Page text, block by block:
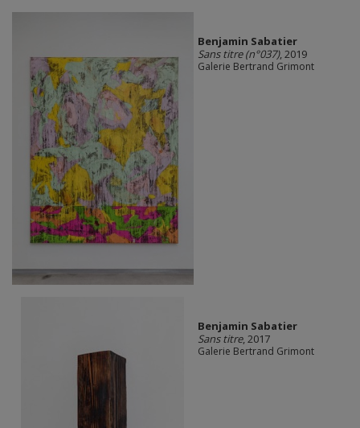
Benjamin Sabatier
Sans titre (n°037), 2019
Galerie Bertrand Grimont
Benjamin Sabatier
Sans titre, 2017
Galerie Bertrand Grimont